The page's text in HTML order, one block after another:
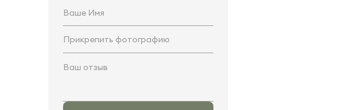
Прикрепить фотографию